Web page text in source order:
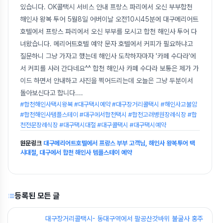
있습니다. OK콜택시 서비스 안내 프랑스 파리에서 오신 부부합천
해인사 왕복 투어 5월8일 어버이날 오전10시45분에 대구메리어트
호텔에서 프랑스 파리에서 오신 부부를 모시고 합천 해인사 투어 다
녀왔습니다. 메리어트호텔 예약 문자 호텔에서 커피가 필요하냐고
질문하니 그냥 가자고 했는데 해인사 도착하자마자 '카페 수다라'에
서 커피를 사러 간다네요^^ 합천 해인사 카페 수다라 보통은 제가 가
이드 하면서 안내하고 사진을 찍어드리는데 오늘은 그냥 두분이서
돌아보신다고 합니다....
#합천해인사택시왕복 #대구택시예약 #대구장거리콜택시 #해인사고불암
#합천해인사템플스테이 #대구에서합천택시 #합천고려병원장례식장 #합
천전문장례식장 #대구택시대절 #대구콜택시 #대구택시예약
원문링크 대구메리어트호텔에서 프랑스 부부 고객님, 해인사 왕복투어 택
시대절, 대구에서 합천 해인사 템플스테이 예약
등록된 모든 글
대구장거리콜택시- 동대구역에서 팔공산갓바위 불굴사 홍주